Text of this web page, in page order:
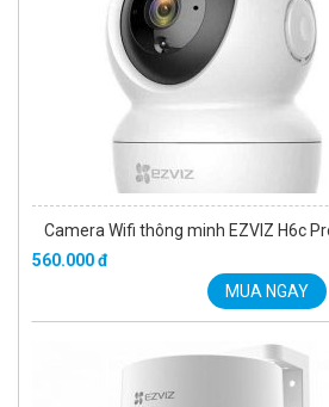
Camera Wifi thông minh EZVIZ H6c
560.000 đ
MUA NGAY